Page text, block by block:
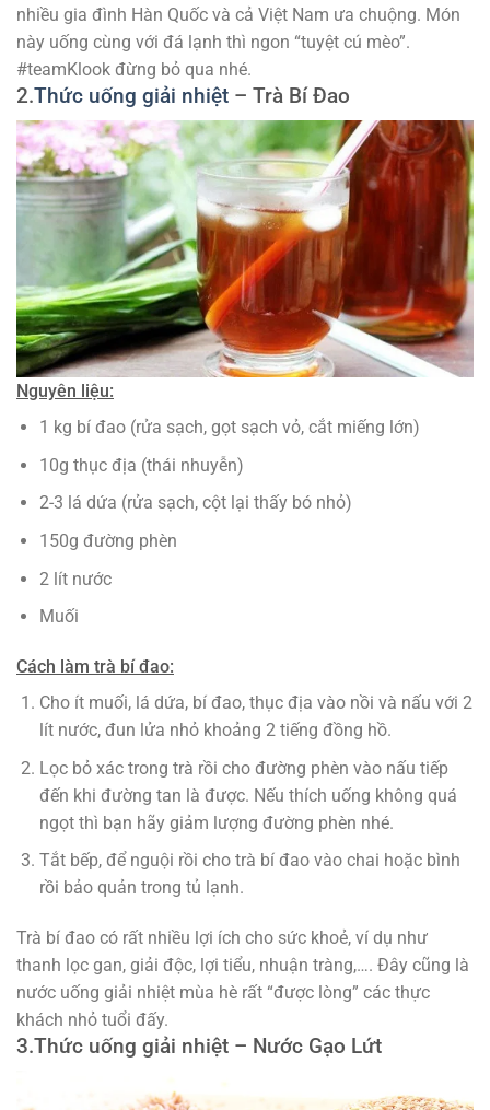
nhiều gia đình Hàn Quốc và cả Việt Nam ưa chuộng. Món
này uống cùng với đá lạnh thì ngon “tuyệt cú mèo”.
#teamKlook đừng bỏ qua nhé.
2.Thức uống giải nhiệt – Trà Bí Đao
Nguyên liệu:
1 kg bí đao (rửa sạch, gọt sạch vỏ, cắt miếng lớn)
10g thục địa (thái nhuyễn)
2-3 lá dứa (rửa sạch, cột lại thấy bó nhỏ)
150g đường phèn
2 lít nước
Muối
Cách làm trà bí đao:
Cho ít muối, lá dứa, bí đao, thục địa vào nồi và nấu với 2
lít nước, đun lửa nhỏ khoảng 2 tiếng đồng hồ.
Lọc bỏ xác trong trà rồi cho đường phèn vào nấu tiếp
đến khi đường tan là được. Nếu thích uống không quá
ngọt thì bạn hãy giảm lượng đường phèn nhé.
Tắt bếp, để nguội rồi cho trà bí đao vào chai hoặc bình
rồi bảo quản trong tủ lạnh.
Trà bí đao có rất nhiều lợi ích cho sức khoẻ, ví dụ như
thanh lọc gan, giải độc, lợi tiểu, nhuận tràng,…. Đây cũng là
nước uống giải nhiệt mùa hè rất “được lòng” các thực
khách nhỏ tuổi đấy.
3.Thức uống giải nhiệt – Nước Gạo Lứt